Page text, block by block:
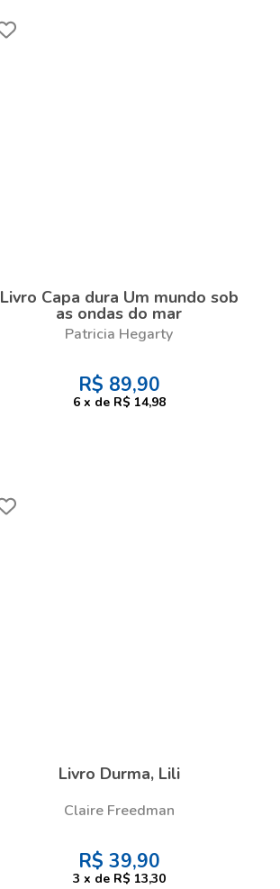
Livro Capa dura Um mundo sob
as ondas do mar
Patricia Hegarty
R$ 89,90
6 x de R$ 14,98
Livro Durma, Lili
Claire Freedman
R$ 39,90
3 x de R$ 13,30